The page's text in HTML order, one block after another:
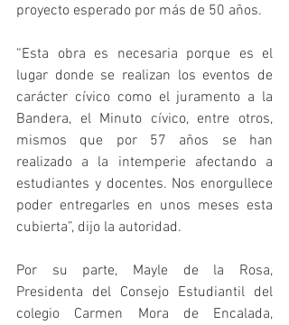
proyecto esperado por más de 50 años.
“Esta obra es necesaria porque es el
lugar donde se realizan los eventos de
carácter cívico como el juramento a la
Bandera, el Minuto cívico, entre otros,
mismos que por 57 años se han
realizado a la intemperie afectando a
estudiantes y docentes. Nos enorgullece
poder entregarles en unos meses esta
cubierta”, dijo la autoridad.
Por su parte, Mayle de la Rosa,
Presidenta del Consejo Estudiantil del
colegio Carmen Mora de Encalada,